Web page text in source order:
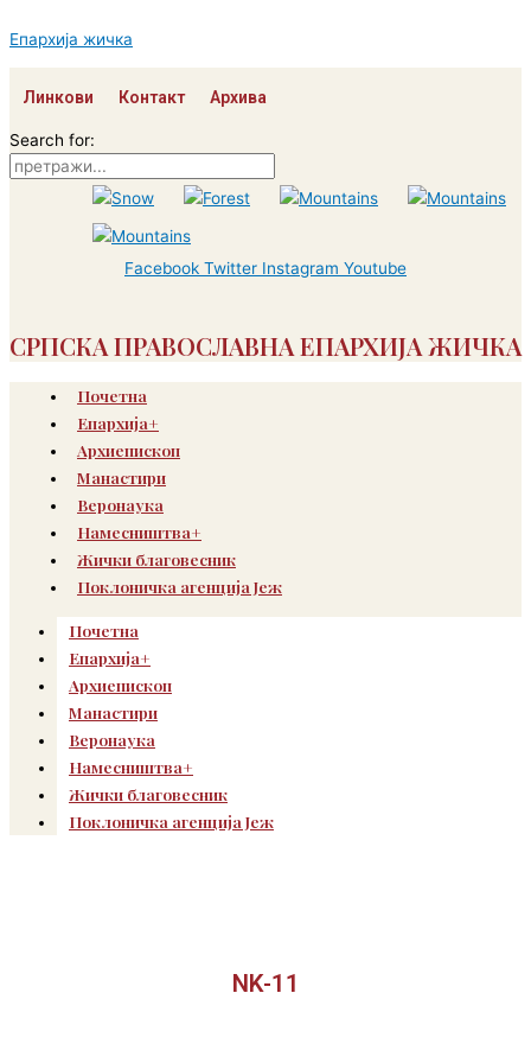
на
Епархија жичка
Линкови Контакт Архива
Search for:
Facebook Twitter Instagram Youtube
СРПСКА ПРАВОСЛАВНА ЕПАРХИЈА ЖИЧКА
Почетна
Епархија+
Архиепископ
Манастири
Веронаука
Намесништва+
Жички благовесник
Поклоничка агенција Јеж
Почетна
Епархија+
Архиепископ
Манастири
Веронаука
Намесништва+
Жички благовесник
Поклоничка агенција Јеж
NK-11